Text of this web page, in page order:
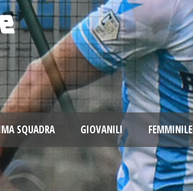
SQUADRA GIOVANILI FEMMINILE